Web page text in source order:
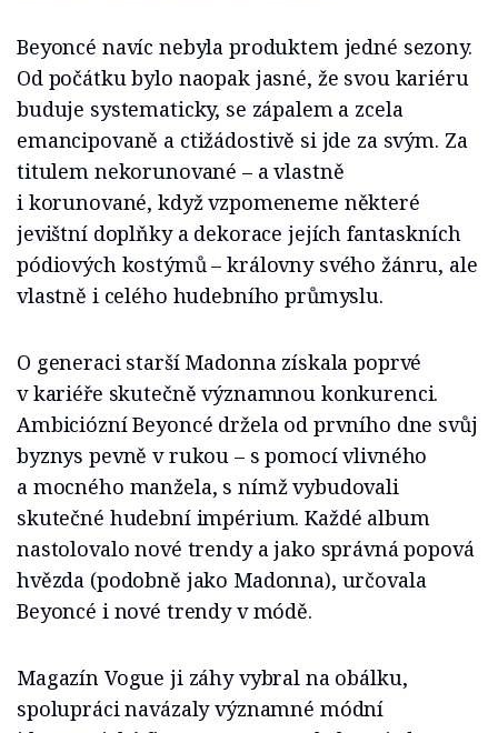
Beyoncé navíc nebyla produktem jedné sezony.
Od počátku bylo naopak jasné, že svou kariéru
buduje systematicky, se zápalem a zcela
emancipovaně a ctižádostivě si jde za svým. Za
titulem nekorunované – a vlastně
i korunované, když vzpomeneme některé
jevištní doplňky a dekorace jejích fantaskních
pódiových kostýmů – královny svého žánru, ale
vlastně i celého hudebního průmyslu.
O generaci starší Madonna získala poprvé
v kariéře skutečně významnou konkurenci.
Ambiciózní Beyoncé držela od prvního dne svůj
byznys pevně v rukou – s pomocí vlivného
a mocného manžela, s nímž vybudovali
skutečné hudební impérium. Každé album
nastolovalo nové trendy a jako správná popová
hvězda (podobně jako Madonna), určovala
Beyoncé i nové trendy v módě.
Magazín Vogue ji záhy vybral na obálku,
spolupráci navázaly významné módní